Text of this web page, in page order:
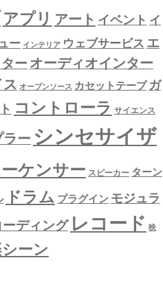
アプリ アート イベント イ
ー インテリア ウェブサービス エ
ー オーディオインター
オープンソース カセットテープ ガ
コントローラ サイエンス
ラー シンセサイザ
ケンサー スピーカー ターン
ドラム プラグイン モジュラ
ーディング レコード 映
ーン